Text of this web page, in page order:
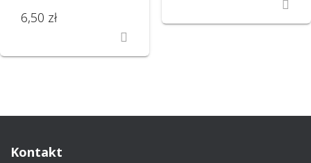
6,50 zł
Kontakt